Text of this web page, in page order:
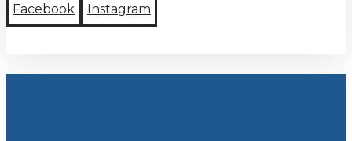
Facebook
Instagram